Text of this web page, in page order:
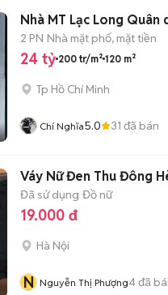
Nhà MT Lạc Long Quân
2 PN Nhà mặt phố, mặt tiền
24 tỷ 200 tr/m² 120 m²
Tp Hồ Chí Minh
Chí Nghĩa5.0 31 đã bán
Váy Nữ Đen Thu Đông
Đã sử dụng Đồ nữ
19.000 đ
Hà Nội
N Nguyễn Thị Phượng4đã